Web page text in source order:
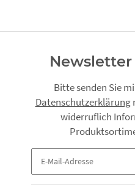
Bitte senden Sie
Datenschutzerklärung
widerruflich